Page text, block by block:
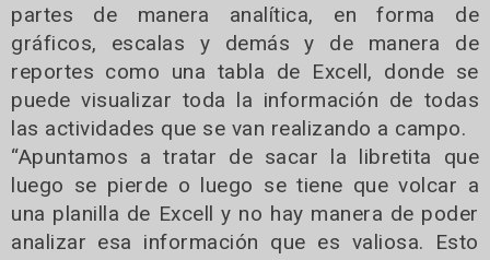
partes de manera analítica, en forma de
gráficos, escalas y demás y de manera de
reportes como una tabla de Excell, donde se
puede visualizar toda la información de todas
las actividades que se van realizando a campo.
“Apuntamos a tratar de sacar la libretita que
luego se pierde o luego se tiene que volcar a
una planilla de Excell y no hay manera de poder
analizar esa información que es valiosa. Esto